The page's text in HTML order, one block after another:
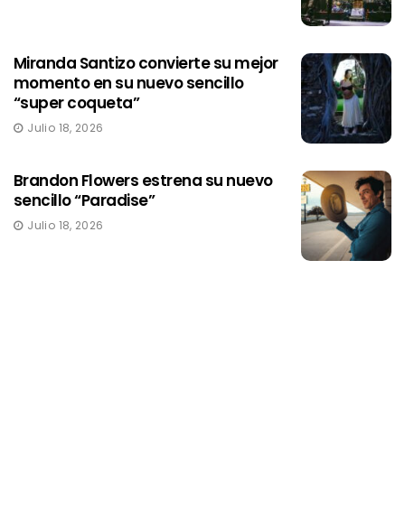
Miranda Santizo convierte su mejor
momento en su nuevo sencillo
“super coqueta”
Julio 18, 2026
Brandon Flowers estrena su nuevo
sencillo “Paradise”
Julio 18, 2026